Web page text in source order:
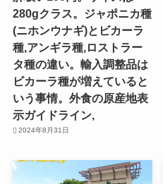
280gクラス。ジャポニカ種
(ニホンウナギ)とビカーラ
種,アンギラ種,ロストラー
タ種の違い。輸入調整品は
ビカーラ種が増えていると
いう事情。外食の原産地表
示ガイドライン,
2024年8月31日